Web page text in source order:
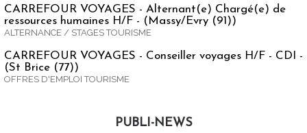
CARREFOUR VOYAGES - Alternant(e) Chargé(e) de
ressources humaines H/F - (Massy/Evry (91))
ALTERNANCE / STAGES TOURISME
CARREFOUR VOYAGES - Conseiller voyages H/F - CDI -
(St Brice (77))
OFFRES D'EMPLOI TOURISME
PUBLI-NEWS